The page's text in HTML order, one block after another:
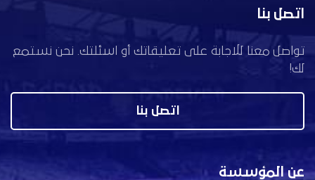
اتصل بنا
تواصل معنا للاجابة على تعليقاتك أو اسئلتك. نحن نستمع
لك!
اتصل بنا
عن المؤسسة